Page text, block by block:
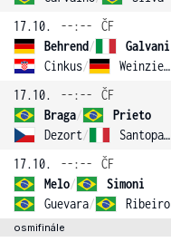
17.10.
--:--
ČF
Behrend/
Galvani
Cinkus/ Weinzierl
17.10.
--:--
ČF
Braga/
Prieto
Dezort/ Santopadre
17.10.
--:--
ČF
Melo/
Simoni
Guevara/ Ribeiro
osmifinále